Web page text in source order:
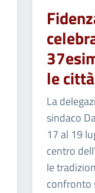
le città
La
sindaco
17 al 19
centro
le
confronto